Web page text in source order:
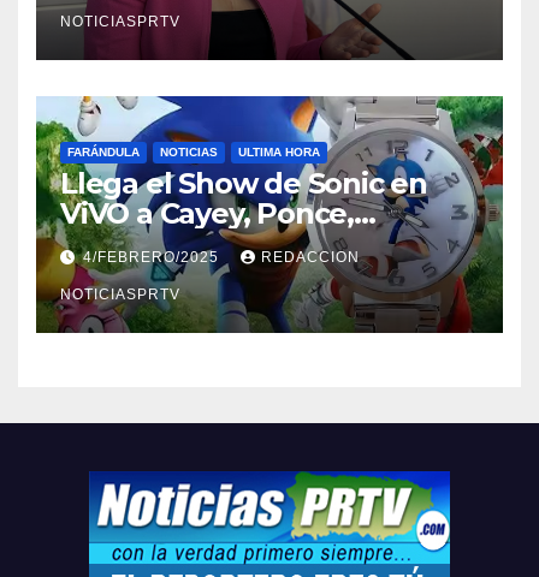
NOTICIASPRTV
FARÁNDULA NOTICIAS ULTIMA HORA
Llega el Show de Sonic en
ViVO a Cayey, Ponce,
Barceloneta y Humacao,
Relojes gratis para el que
compre ahora….
4/FEBRERO/2025 REDACCION
NOTICIASPRTV